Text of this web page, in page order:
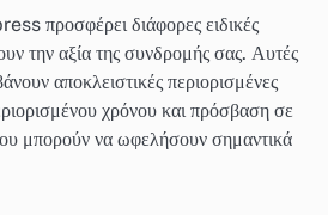
προσφέρει διάφορες ειδικές
την αξία της συνδρομής σας. Αυτές
αποκλειστικές περιορισμένες
χρόνου και πρόσβαση σε
μπορούν να ωφελήσουν σημαντικά